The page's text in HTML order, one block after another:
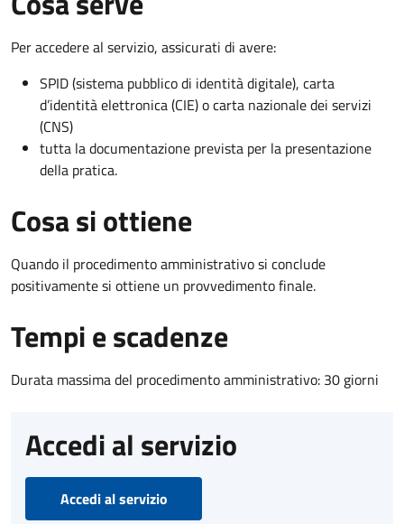
Per accedere al servizio, assicurati di avere:
SPID (sistema pubblico di identità digitale), carta
d’identità elettronica (CIE) o carta nazionale dei servizi
(CNS)
tutta la documentazione prevista per la presentazione
della pratica.
Cosa si ottiene
Quando il procedimento amministrativo si conclude
positivamente si ottiene un provvedimento finale.
Tempi e scadenze
Durata massima del procedimento amministrativo: 30 giorni
Accedi al servizio
Accedi al servizio